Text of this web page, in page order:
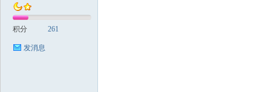
积分 261
发消息